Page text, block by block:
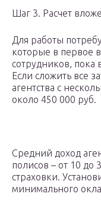
Шаг 3. Расчет
Для работы
которые в первое
сотрудников, пока
Если сложить все
агентства с
около 450 000 руб.
Средний доход
полисов – от 10 до
страховки.
минимального